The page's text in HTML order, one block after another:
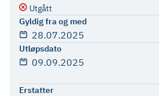
Utgått
Gyldig fra og med
28.07.2025
Utløpsdato
09.09.2025
Erstatter